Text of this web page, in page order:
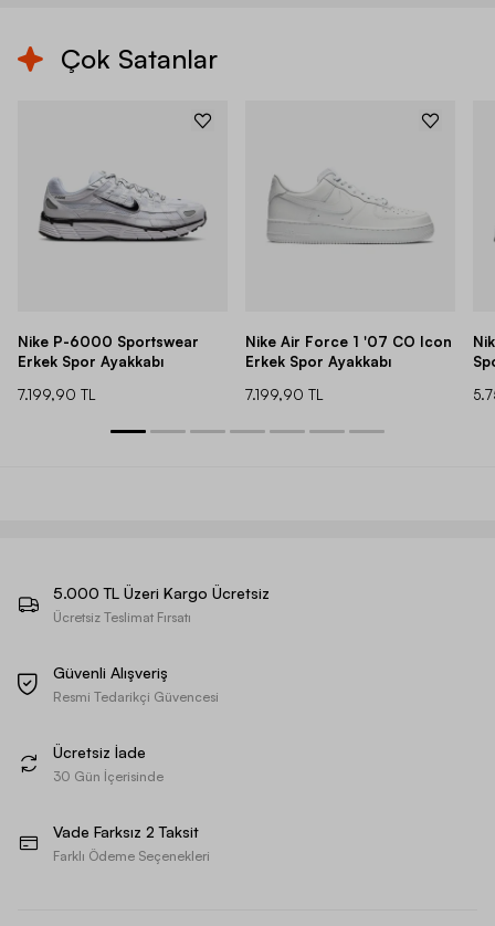
Çok Satanlar
Nike P-6000 Sportswear
Erkek Spor Ayakkabı
7.199,90 TL
Nike Air Force 1 '07 CO Icon
Erkek Spor Ayakkabı
7.199,90 TL
5.000 TL Üzeri Kargo Ücretsiz
Ücretsiz Teslimat Fırsatı
Güvenli Alışveriş
Resmi Tedarikçi Güvencesi
Ücretsiz İade
30 Gün İçerisinde
Vade Farksız 2 Taksit
Farklı Ödeme Seçenekleri